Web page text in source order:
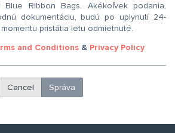
Blue Ribbon Bags. Akékoľvek podania,
dokumentáciu, budú po uplynutí 24-
pristátia letu odmietnuté.
and Conditions & Privacy Policy
Cancel Správa